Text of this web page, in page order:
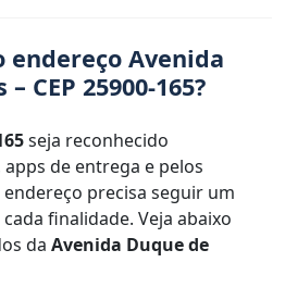
endereço Avenida
CEP 25900-165?
seja reconhecido
de entrega e pelos
precisa seguir um
finalidade. Veja abaixo
da Avenida Duque de